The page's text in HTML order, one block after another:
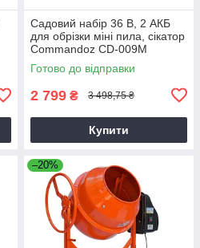
Садовий набір 36 В, 2 АКБ
для обрізки міні пила, сікатор
Commandoz CD-009M
Готово до відправки
2 799 ₴ 3 498,75 ₴
Купити
–20%